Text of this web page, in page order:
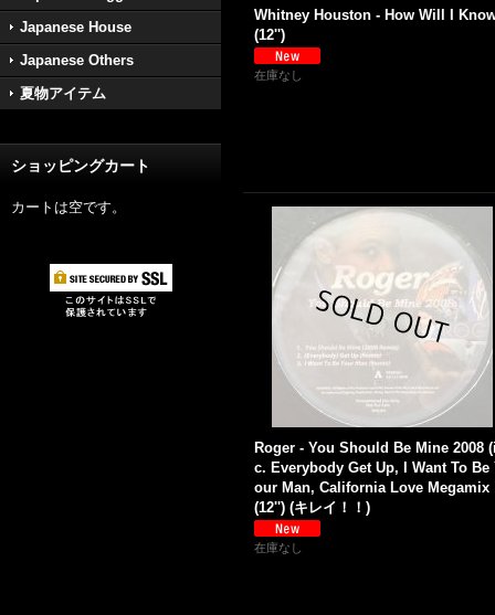
Japanese House
Japanese Others
夏物アイテム
ショッピングカート
カートは空です。
Whitney Houston - How Will I
(12'')
在庫なし
Roger - You Should Be Mine 2008
c. Everybody Get Up, I Want To Be
our Man, California Love Megamix
(12'') (キレイ！！)
在庫なし